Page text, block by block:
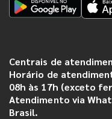
Centrais de
Horário de
08h às 17h (exceto
Atendimento via
Brasil.